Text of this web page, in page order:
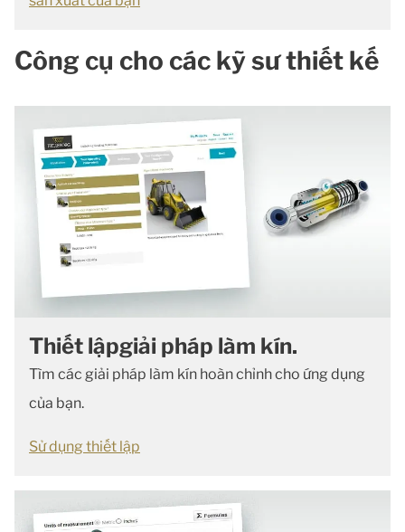
Công cụ cho các kỹ sư thiết kế
Thiết lậpgiải pháp làm kín.
Tìm các giải pháp làm kín hoàn chỉnh cho ứng dụng
của bạn.
Sử dụng thiết lập